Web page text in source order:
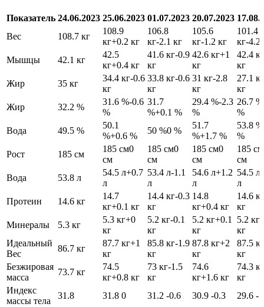
Показатель 24.06.2023 25.06.2023 01.07.2023 20.07.2023
Вес
108.7 кг
108.9
кг+0.2 кг
106.8
кг-2.1 кг
105.6
кг-1.2 кг
101.4
кг-4.2
Мышцы
42.1 кг
42.5
кг+0.4 кг
41.6 кг-0.9
кг
42.6 кг+1
кг
42.4 кг
кг
Жир
35 кг
34.4 кг-0.6
кг
33.8 кг-0.6
кг
31 кг-2.8
кг
27.1 кг
кг
Жир
32.2 %
31.6 %-0.6
%
31.7
%+0.1 %
29.4 %-2.3
%
26.7 %
%
Вода
49.5 %
50.1
%+0.6 %
50 %0 %
51.7
%+1.7 %
53.8 %
%
Рост
185 см
185 см0
см
185 см0
см
185 см0
см
185 см
см
Вода
53.8 л
54.5 л+0.7
л
53.4 л-1.1
л
54.6 л+1.2
л
54.5 л
л
Протеин
14.6 кг
14.7
кг+0.1 кг
14.4 кг-0.3
кг
14.8
кг+0.4 кг
14.6 кг
кг
Минералы
5.3 кг
5.3 кг+0
кг
5.2 кг-0.1
кг
5.2 кг+0.1
кг
5.2 кг
кг
Идеальный
Вес
86.7 кг
87.7 кг+1
кг
85.8 кг-1.9
кг
87.8 кг+2
кг
87.5 кг
кг
Безжировая
масса
73.7 кг
74.5
кг+0.8 кг
73 кг-1.5
кг
74.6
кг+1.6 кг
74.3 кг
кг
Индекс
массы тела
31.8 31.8 0 31.2 -0.6 30.9 -0.3 29.6 -